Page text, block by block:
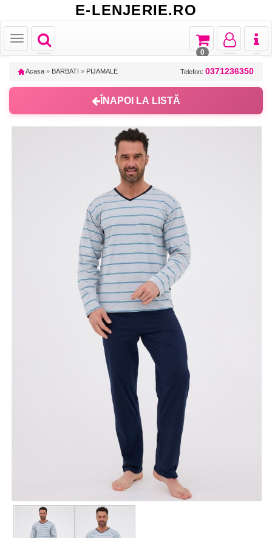
E-LENJERIE.RO
Toggle
navigation
Toggle
Toggle
navigation
Toggle
navigation
Toggle
navigation
0
Acasa » BARBATI » PIJAMALE Telefon: 0371236350
ÎNAPOI LA LISTĂ